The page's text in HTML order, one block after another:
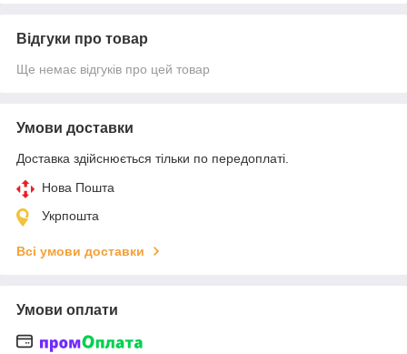
Відгуки про товар
Ще немає відгуків про цей товар
Умови доставки
Доставка здійснюється тільки по передоплаті.
Нова Пошта
Укрпошта
Всі умови доставки
Умови оплати